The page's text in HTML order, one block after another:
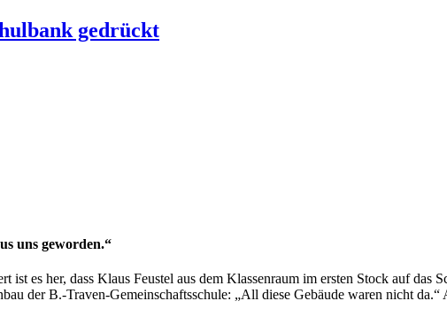
gedrückt
uns geworden.“
ist es her, dass Klaus Feustel aus dem Klassenraum im ersten Stock auf
der B.-Traven-Gemeinschaftsschule: „All diese Gebäude waren nicht